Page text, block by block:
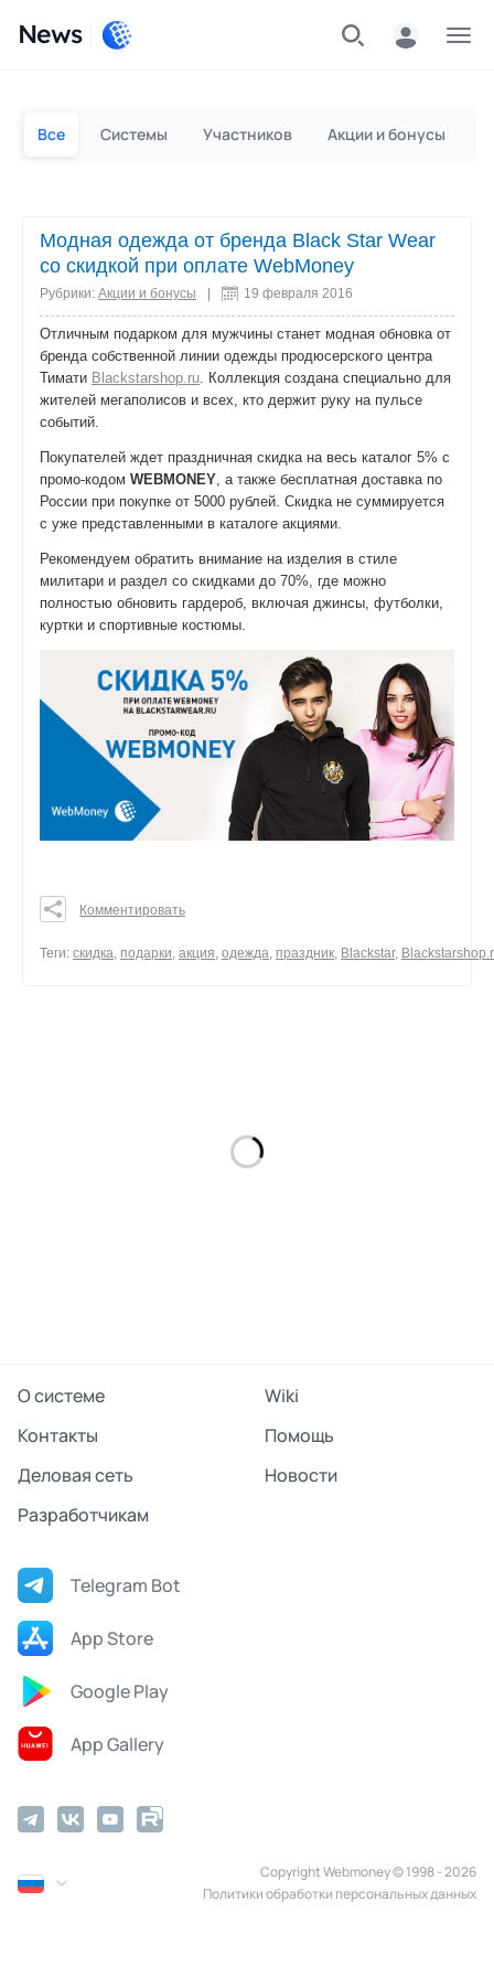
News
Все Системы Участников Акции и бонусы
Модная одежда от бренда Black Star Wear
со скидкой при оплате WebMoney
Рубрики: Акции и бонусы 19 февраля 2016
Отличным подарком для мужчины станет модная обновка от
бренда собственной линии одежды продюсерского центра
Тимати Blackstarshop.ru. Коллекция создана специально для
жителей мегаполисов и всех, кто держит руку на пульсе
событий.
Покупателей ждет праздничная скидка на весь каталог 5% с
промо-кодом WEBMONEY, а также бесплатная доставка по
России при покупке от 5000 рублей. Скидка не суммируется
с уже представленными в каталоге акциями.
Рекомендуем обратить внимание на изделия в стиле
милитари и раздел со скидками до 70%, где можно
полностью обновить гардероб, включая джинсы, футболки,
куртки и спортивные костюмы.
0
Комментировать
Теги: скидка, подарки, акция, одежда, праздник, Blackstar,
О системе
Wiki
Контакты
Помощь
Деловая сеть
Новости
Разработчикам
Telegram Bot
App Store
Google Play
App Gallery
Copyright Webmoney © 1998 - 2026
Политики обработки персональных данных